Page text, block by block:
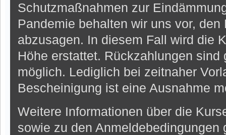
Schutzmaßnahmen zur
Pandemie behalten wir uns vor,
abzusagen. In diesem Fall wird die
Höhe erstattet. Rückzahlungen sind
möglich. Lediglich bei zeitnaher
Bescheinigung ist eine Ausnahme
Weitere Informationen über die
sowie zu den Anmeldebedingungen